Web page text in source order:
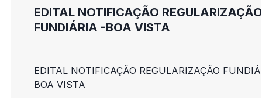
EDITAL NOTIFICAÇÃO REGULARIZAÇÃO
FUNDIÁRIA -BOA VISTA
EDITAL NOTIFICAÇÃO REGULARIZAÇÃO
BOA VISTA